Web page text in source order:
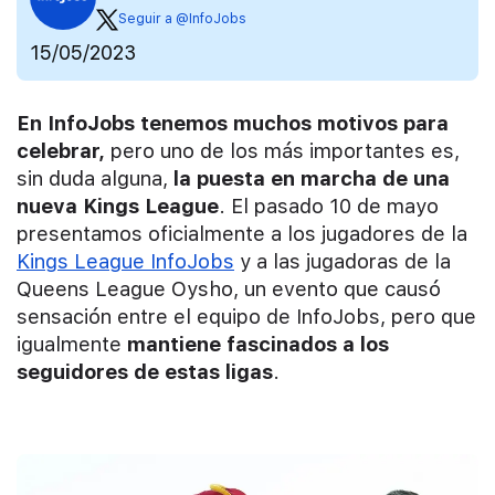
Seguir a @InfoJobs
15/05/2023
En InfoJobs tenemos muchos motivos para
celebrar, pero uno de los más importantes es,
sin duda alguna, la puesta en marcha de una
nueva Kings League. El pasado 10 de mayo
presentamos oficialmente a los jugadores de la
Kings League InfoJobs y a las jugadoras de la
Queens League Oysho, un evento que causó
sensación entre el equipo de InfoJobs, pero que
igualmente mantiene fascinados a los
seguidores de estas ligas.